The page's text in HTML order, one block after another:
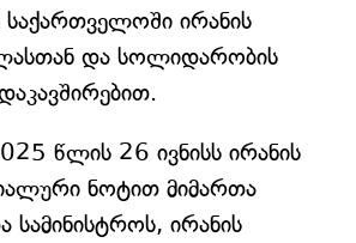
ირანის
და სოლიდარობის
წლის 26 ივნისს ირანის
ნოტით მიმართა
სამინისტროს, ირანის